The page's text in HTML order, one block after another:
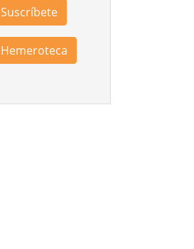
Suscríbete
Hemeroteca